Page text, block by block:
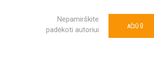
Nepamirškite
padėkoti autoriui
AČIŪ 0